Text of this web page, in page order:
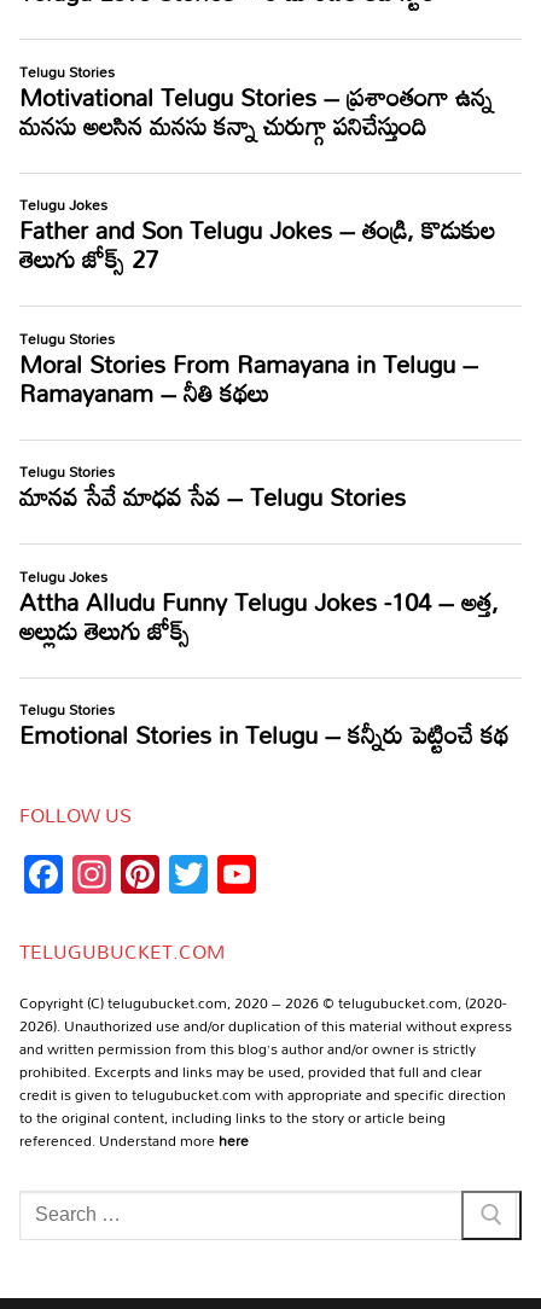
FOLLOW US
Facebook
Instagram
Pinterest
Twitter
TELUGUBUCKET.COM
Copyright (C) telugubucket.com, 2020 – 2026 © telugubucket.com, (2020-
2026). Unauthorized use and/or duplication of this material without express
and written permission from this blog’s author and/or owner is strictly
prohibited. Excerpts and links may be used, provided that full and clear
credit is given to telugubucket.com with appropriate and specific direction
to the original content, including links to the story or article being
referenced. Understand morehere
Search
for: